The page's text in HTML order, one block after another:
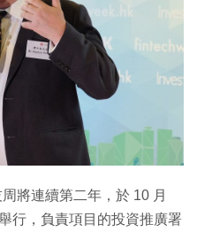
將連續第二年，於 10 月
行，負責項目的投資推廣署